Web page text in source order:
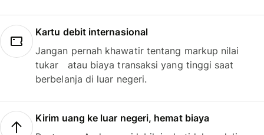
Kartu debit internasional
Jangan pernah khawatir tentang markup nilai
tukar atau biaya transaksi yang tinggi saat
berbelanja di luar negeri.
Kirim uang ke luar negeri, hemat biaya